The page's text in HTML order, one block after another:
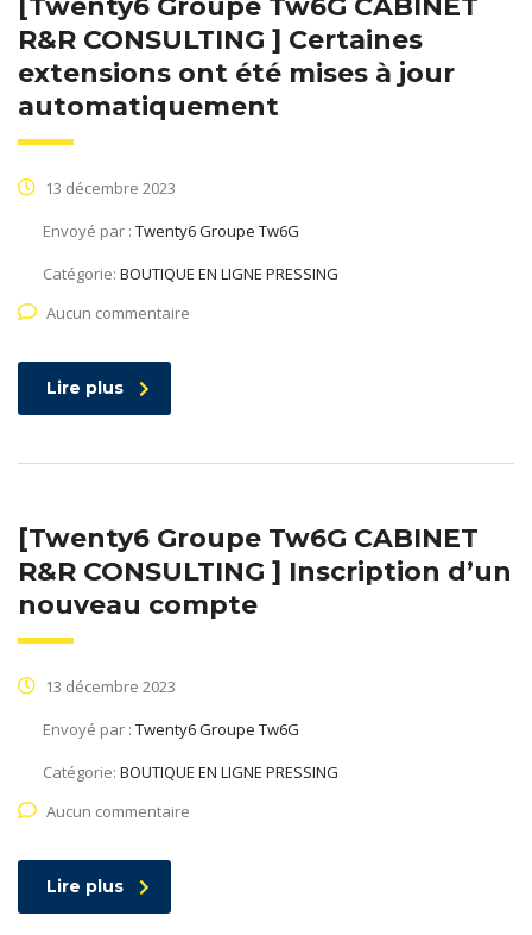
[Twenty6 Groupe Tw6G CABINET
R&R CONSULTING ] Certaines
extensions ont été mises à jour
automatiquement
13 décembre 2023
Envoyé par : Twenty6 Groupe Tw6G
Catégorie: BOUTIQUE EN LIGNE PRESSING
Aucun commentaire
Lire plus
[Twenty6 Groupe Tw6G CABINET
R&R CONSULTING ] Inscription d’un
nouveau compte
13 décembre 2023
Envoyé par : Twenty6 Groupe Tw6G
Catégorie: BOUTIQUE EN LIGNE PRESSING
Aucun commentaire
Lire plus